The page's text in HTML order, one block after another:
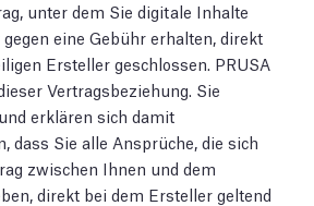
unter dem Sie digitale Inhalte
eine Gebühr erhalten, direkt
Ersteller geschlossen. PRUSA
Vertragsbeziehung. Sie
erklären sich damit
dass Sie alle Ansprüche, die sich
zwischen Ihnen und dem
direkt bei dem Ersteller geltend